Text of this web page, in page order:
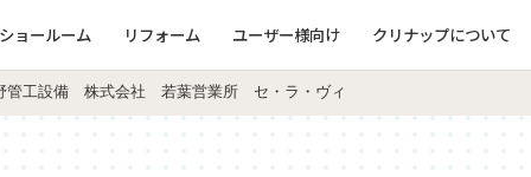
ショールーム リフォーム ユーザー様向け クリナップについて
工設備 株式会社 若葉営業所 セ・ラ・ヴィ